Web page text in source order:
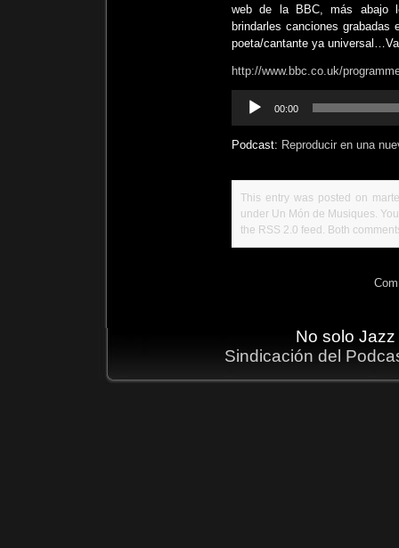
web de la BBC, más abajo
brindarles canciones
poeta/cantante ya
http://www.bbc.co.uk/
Reproductor
00:00
Podcast: Reproducir en una
This entry was posted on
under Un Món de Musiques.
the RSS 2.0 feed. Both
No solo
Sindicación del